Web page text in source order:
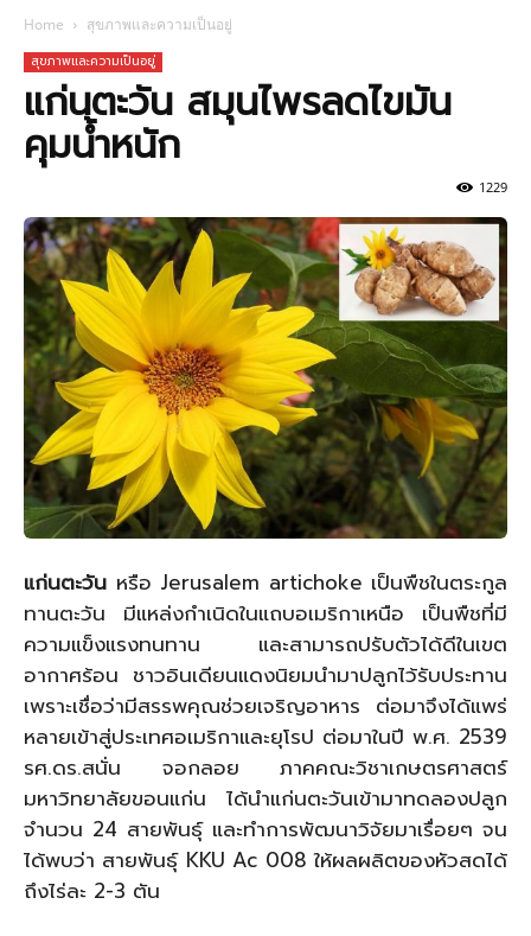
Home สุขภาพและความเป็นอยู่
สุขภาพและความเป็นอยู่
แก่นตะวัน สมุนไพรลดไขมัน
คุมน้ำหนัก
1229
แก่นตะวัน หรือ Jerusalem artichoke เป็นพืชในตระกูล
ทานตะวัน มีแหล่งกำเนิดในแถบอเมริกาเหนือ เป็นพืชที่มี
ความแข็งแรงทนทาน และสามารถปรับตัวได้ดีในเขต
อากาศร้อน ชาวอินเดียนแดงนิยมนำมาปลูกไว้รับประทาน
เพราะเชื่อว่ามีสรรพคุณช่วยเจริญอาหาร ต่อมาจึงได้แพร่
หลายเข้าสู่ประเทศอเมริกาและยุโรป ต่อมาในปี พ.ศ. 2539
รศ.ดร.สนั่น จอกลอย ภาคคณะวิชาเกษตรศาสตร์
มหาวิทยาลัยขอนแก่น ได้นำแก่นตะวันเข้ามาทดลองปลูก
จำนวน 24 สายพันธุ์ และทำการพัฒนาวิจัยมาเรื่อยๆ จน
ได้พบว่า สายพันธุ์ KKU Ac 008 ให้ผลผลิตของหัวสดได้
ถึงไร่ละ 2-3 ตัน